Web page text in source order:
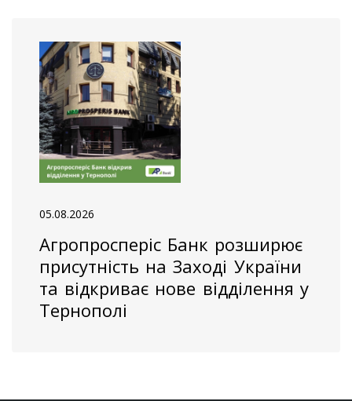
05.08.2026
Агропросперіс Банк розширює
присутність на Заході України
та відкриває нове відділення у
Тернополі